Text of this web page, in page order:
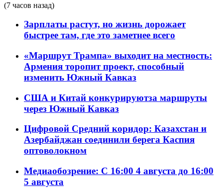
(7 часов назад)
Зарплаты растут, но жизнь дорожает
быстрее там, где это заметнее всего
«Маршрут Трампа» выходит на местность:
Армения торопит проект, способный
изменить Южный Кавказ
США и Китай конкурируютза маршруты
через Южный Кавказ
Цифровой Средний коридор: Казахстан и
Азербайджан соединили берега Каспия
оптоволокном
Медиаобозрение: С 16:00 4 августа до 16:00
5 августа